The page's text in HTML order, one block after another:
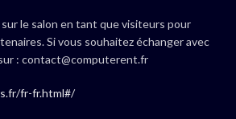
le salon en tant que visiteurs pour
Si vous souhaitez échanger avec
: contact@computerent.fr
fr-fr.html#/